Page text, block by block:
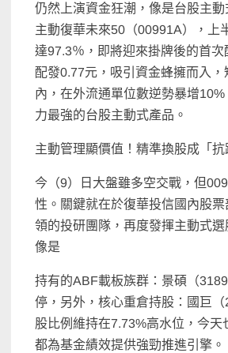
仍然上演資金狂潮，像是台股主動
主動復華未來50（00991A），上
達97.3％，即將迎來掛牌後的首次
配發0.77元，吸引資金蜂擁而入，
內，在外流通單位數逆勢暴增
力最強的台股主動式產品。
主動管理顯價值！精準換股成「抗
今（9）日大盤雖多空交戰，但
性。關鍵就在於復華投信國內股
領的投研團隊，再度發揮主動式選
像是
持有的ABF載板族群：景碩（
停，另外，核心重倉持股：國巨
股比例維持在7.73%高水位，今天
都為基金績效提供強勁推進引擎。